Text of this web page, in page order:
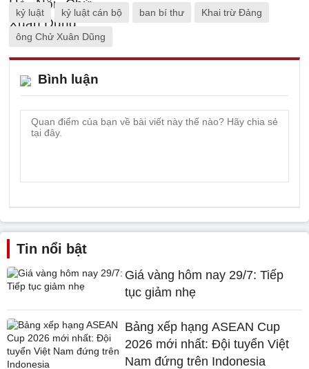
kỷ luật kỷ luật cán bộ ban bí thư Khai trừ Đảng
ông Chử Xuân Dũng
Bình luận
Tin nổi bật
Giá vàng hôm nay 29/7: Tiếp
tục giảm nhẹ
Bảng xếp hạng ASEAN Cup
2026 mới nhất: Đội tuyển Việt
Nam đứng trên Indonesia